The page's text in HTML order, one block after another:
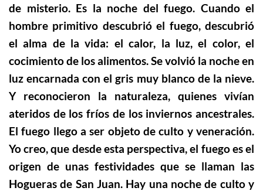
de misterio. Es la noche del fuego. Cuando el
hombre primitivo descubrió el fuego, descubrió
el alma de la vida: el calor, la luz, el color, el
cocimiento de los alimentos. Se volvió la noche en
luz encarnada con el gris muy blanco de la nieve.
Y reconocieron la naturaleza, quienes vivían
ateridos de los fríos de los inviernos ancestrales.
El fuego llego a ser objeto de culto y veneración.
Yo creo, que desde esta perspectiva, el fuego es el
origen de unas festividades que se llaman las
Hogueras de San Juan. Hay una noche de culto y